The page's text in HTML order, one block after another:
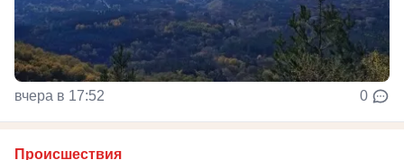
вчера в 17:52 0
Происшествия